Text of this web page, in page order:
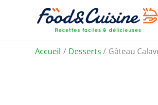
Accueil Desserts Gâteau